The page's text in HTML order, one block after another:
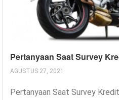
Pertanyaan Saat Survey
AGUSTUS 27, 2021
Pertanyaan Saat Survey